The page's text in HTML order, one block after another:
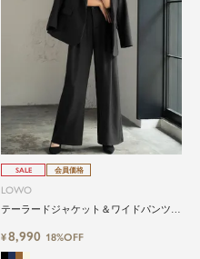
SALE 会員価格
LOWO
テーラードジャケット＆ワイドパンツ2
¥8,990 18%OFF